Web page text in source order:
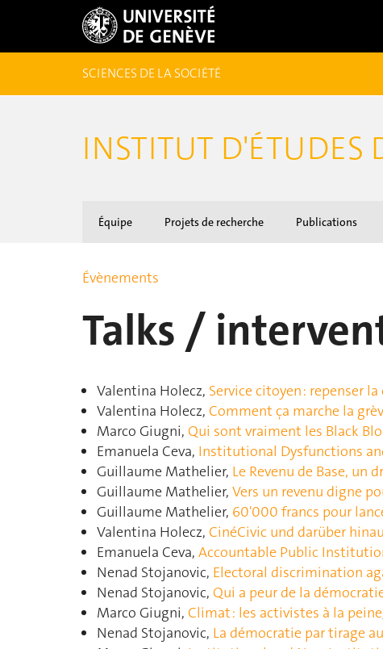
SCIENCES DE LA SOCIÉTÉ
INSTITUT D'ÉTUDES
Équipe Projets de recherche Publications
Évènements
Talks /
Valentina Holecz, Service citoyen : repenser
Valentina Holecz, Comment ça marche la
Marco Giugni, Qui sont vraiment les Black
Emanuela Ceva, Institutional Dysfunctions
Guillaume Mathelier, Le Revenu de Base, un
Guillaume Mathelier, Vers un revenu digne
Guillaume Mathelier, 60'000 francs pour
Valentina Holecz, CinéCivic und darüber
Emanuela Ceva, Accountable Public
Nenad Stojanovic, Electoral discrimination
Nenad Stojanovic, Qui a peur de la
Marco Giugni, Climat : les activistes à la peine
Nenad Stojanovic, La démocratie par tirage